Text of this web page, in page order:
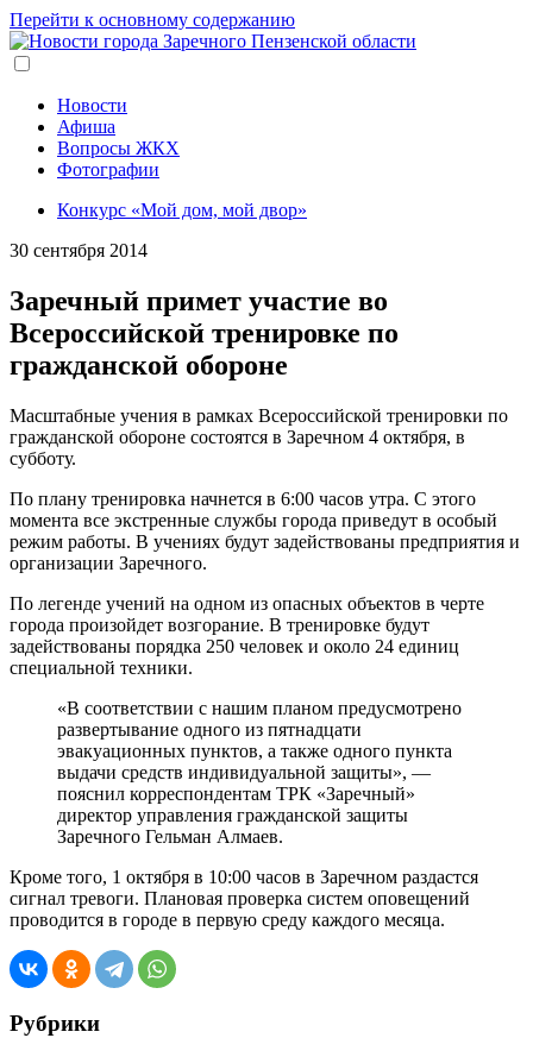
Перейти к основному содержанию
Новости
Афиша
Вопросы ЖКХ
Фотографии
Конкурс «Мой дом, мой двор»
30 сентября 2014
Заречный примет участие во
Всероссийской тренировке по
гражданской обороне
Масштабные учения в рамках Всероссийской тренировки по
гражданской обороне состоятся в Заречном 4 октября, в
субботу.
По плану тренировка начнется в 6:00 часов утра. С этого
момента все экстренные службы города приведут в особый
режим работы. В учениях будут задействованы предприятия и
организации Заречного.
По легенде учений на одном из опасных объектов в черте
города произойдет возгорание. В тренировке будут
задействованы порядка 250 человек и около 24 единиц
специальной техники.
«В соответствии с нашим планом предусмотрено
развертывание одного из пятнадцати
эвакуационных пунктов, а также одного пункта
выдачи средств индивидуальной защиты», —
пояснил корреспондентам ТРК «Заречный»
директор управления гражданской защиты
Заречного Гельман Алмаев.
Кроме того, 1 октября в 10:00 часов в Заречном раздастся
сигнал тревоги. Плановая проверка систем оповещений
проводится в городе в первую среду каждого месяца.
Рубрики